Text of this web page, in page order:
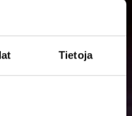
Tietoja